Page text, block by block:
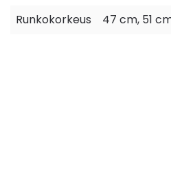
Runkokorkeus
47 cm, 51